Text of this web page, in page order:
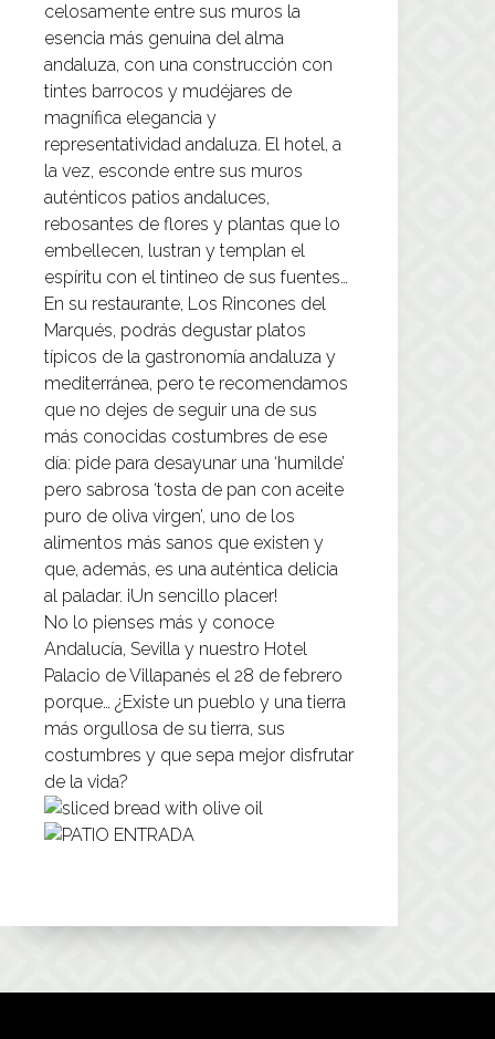
celosamente entre sus muros la
esencia más genuina del alma
andaluza, con una construcción con
tintes barrocos y mudéjares de
magnífica elegancia y
representatividad andaluza. El hotel, a
la vez, esconde entre sus muros
auténticos patios andaluces,
rebosantes de flores y plantas que lo
embellecen, lustran y templan el
espíritu con el tintineo de sus fuentes…
En su restaurante, Los Rincones del
Marqués, podrás degustar platos
típicos de la gastronomía andaluza y
mediterránea, pero te recomendamos
que no dejes de seguir una de sus
más conocidas costumbres de ese
día: pide para desayunar una ‘humilde’
pero sabrosa ‘tosta de pan con aceite
puro de oliva virgen’, uno de los
alimentos más sanos que existen y
que, además, es una auténtica delicia
al paladar. ¡Un sencillo placer!
No lo pienses más y conoce
Andalucía, Sevilla y nuestro Hotel
Palacio de Villapanés el 28 de febrero
porque… ¿Existe un pueblo y una tierra
más orgullosa de su tierra, sus
costumbres y que sepa mejor disfrutar
de la vida?